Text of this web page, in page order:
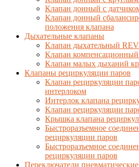
Клапан донный с
Клапан донный
положения клапана
Дыхательные клапаны
Клапан дыхательный
Клапан
Клапан малых дыханий
Клапаны рециркуляции паров
Клапан рециркуляции
интерлоком
Интерлок клапана
Клапан рециркуляции
Крышка клапана
Быстроразъемное
рециркуляции паров
Быстроразъемное
рециркуляции паров
Переключатели пневматические